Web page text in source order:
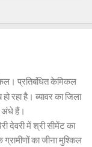
प्रतिबंधित केमिकल
रहा है। ब्यावर का जिला
अंधे हैं।
देवरी में श्री सीमेंट का
का जीना मुश्किल